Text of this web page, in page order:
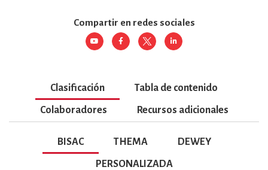
Compartir en redes sociales
Clasificación Tabla de contenido
Colaboradores Recursos adicionales
BISAC THEMA DEWEY
PERSONALIZADA